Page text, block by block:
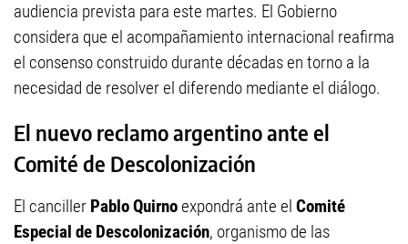
audiencia prevista para este martes. El Gobierno
considera que el acompañamiento internacional reafirma
el consenso construido durante décadas en torno a la
necesidad de resolver el diferendo mediante el diálogo.
El nuevo reclamo argentino ante el
Comité de Descolonización
El canciller Pablo Quirnoexpondrá ante el Comité
Especial de Descolonización, organismo de las